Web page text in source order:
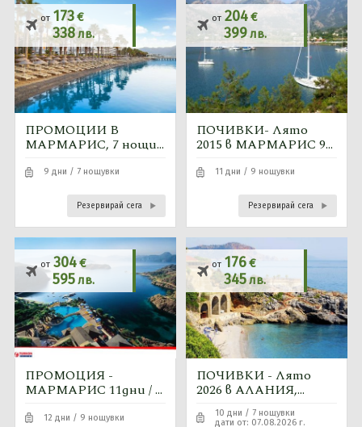
от 173€
338лв.
ПРОМОЦИИ В
МАРМАРИС, 7 нощи -
Пловдив, Варна,
октомври
9 дни / 7 нощувки
Резервирай сега
от 204€
399лв.
ПОЧИВКИ- Лято
2015 в МАРМАРИС 9
програма11 дни / 9 нощувки
Резервирай сега
от 304€
595лв.
ПРОМОЦИЯ -
МАРМАРИС 11дни / 9
12 дни / 9 нощувки
от 176€
345лв.
ПОЧИВКИ - Лято
2026 в АЛАНИЯ,
Турция - 7нощувки -
автобусна програма
10 дни / 7 нощувки
дати от: 07.08.2026 г.